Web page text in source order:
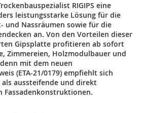
RIGIPS eine
leistungsstarke Lösung für die
und Nassräumen sowie für die
an. Von den Vorteilen dieser
Gipsplatte profitieren ab sofort
Zimmereien, Holzmodulbauer und
mit dem neuen
(ETA-21/0179) empfiehlt sich
als aussteifende und direkt
Fassadenkonstruktionen.